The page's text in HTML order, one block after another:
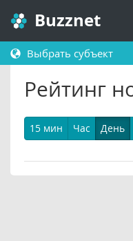
Buzznet
Выбрать субъект
Рейтинг
15 мин Час День